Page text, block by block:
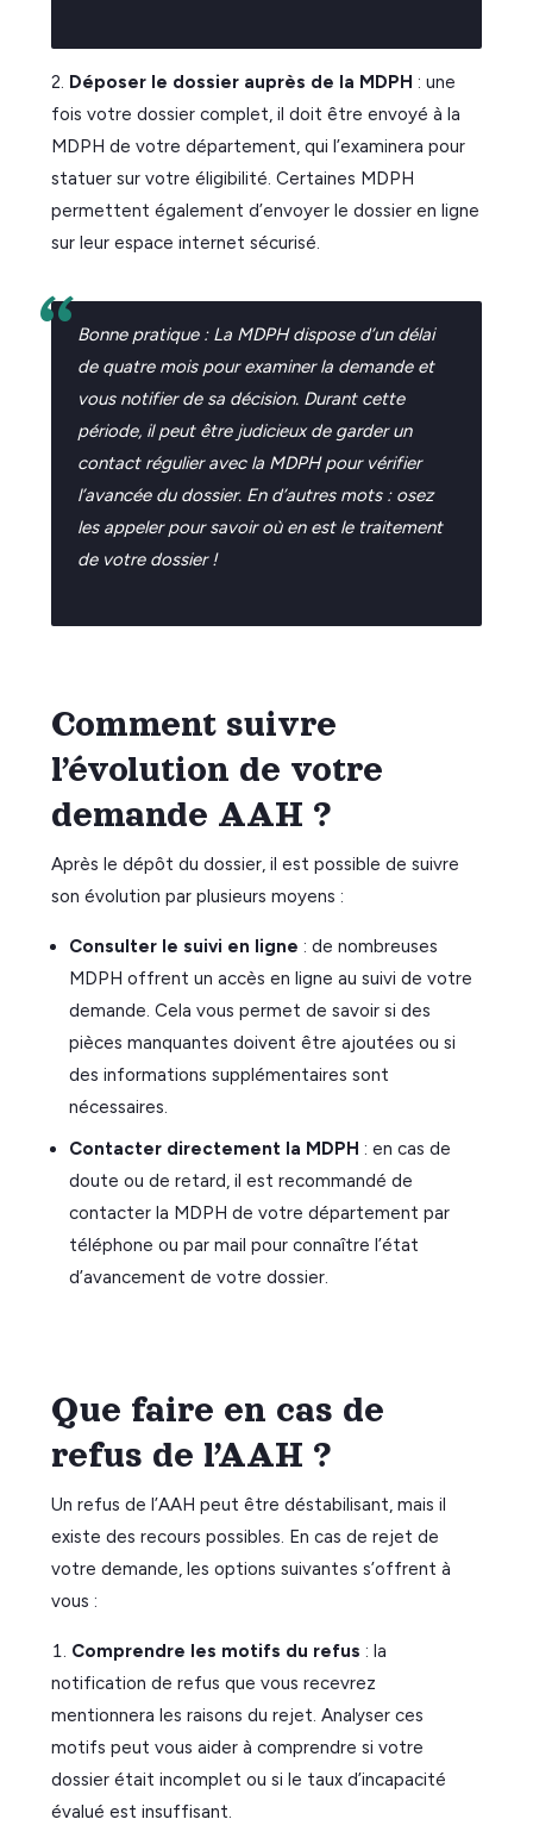
2. Déposer le dossier auprès de la MDPH : une
fois votre dossier complet, il doit être envoyé à la
MDPH de votre département, qui l’examinera pour
statuer sur votre éligibilité. Certaines MDPH
permettent également d’envoyer le dossier en ligne
sur leur espace internet sécurisé.
Bonne pratique : La MDPH dispose d’un délai
de quatre mois pour examiner la demande et
vous notifier de sa décision. Durant cette
période, il peut être judicieux de garder un
contact régulier avec la MDPH pour vérifier
l’avancée du dossier. En d’autres mots : osez
les appeler pour savoir où en est le traitement
de votre dossier !
Comment suivre
l’évolution de votre
demande AAH ?
Après le dépôt du dossier, il est possible de suivre
son évolution par plusieurs moyens :
Consulter le suivi en ligne : de nombreuses
MDPH offrent un accès en ligne au suivi de votre
demande. Cela vous permet de savoir si des
pièces manquantes doivent être ajoutées ou si
des informations supplémentaires sont
nécessaires.
Contacter directement la MDPH : en cas de
doute ou de retard, il est recommandé de
contacter la MDPH de votre département par
téléphone ou par mail pour connaître l’état
d’avancement de votre dossier.
Que faire en cas de
refus de l’AAH ?
Un refus de l’AAH peut être déstabilisant, mais il
existe des recours possibles. En cas de rejet de
votre demande, les options suivantes s’offrent à
vous :
Comprendre les motifs du refus : la
notification de refus que vous recevrez
mentionnera les raisons du rejet. Analyser ces
motifs peut vous aider à comprendre si votre
dossier était incomplet ou si le taux d’incapacité
évalué est insuffisant.